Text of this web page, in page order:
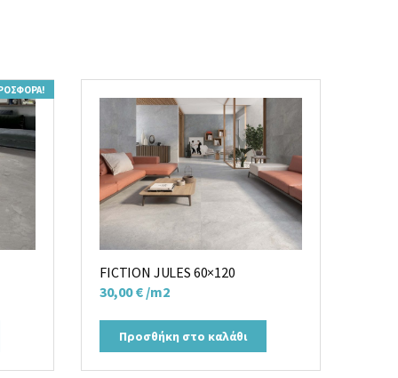
FICTION JULES 60×120
30,00€ /m2
Προσθήκη στο καλάθι